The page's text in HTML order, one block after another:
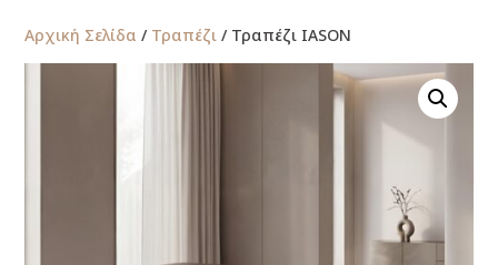
Αρχική Σελίδα / Τραπέζι / Τραπέζι IASON